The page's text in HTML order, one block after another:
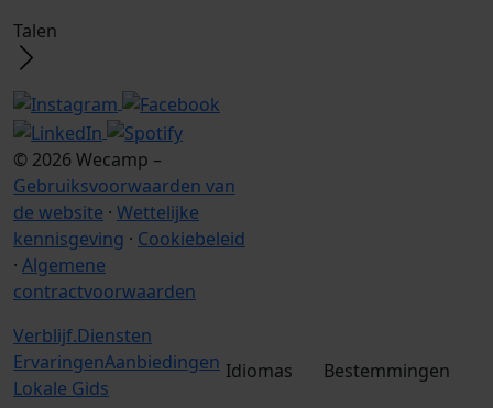
Talen
© 2026 Wecamp –
Gebruiksvoorwaarden van
de website · Wettelijke
kennisgeving · Cookiebeleid
· Algemene
contractvoorwaarden
Verblijf.Diensten
ErvaringenAanbiedingen
Lokale Gids
Idiomas
Bestemmingen